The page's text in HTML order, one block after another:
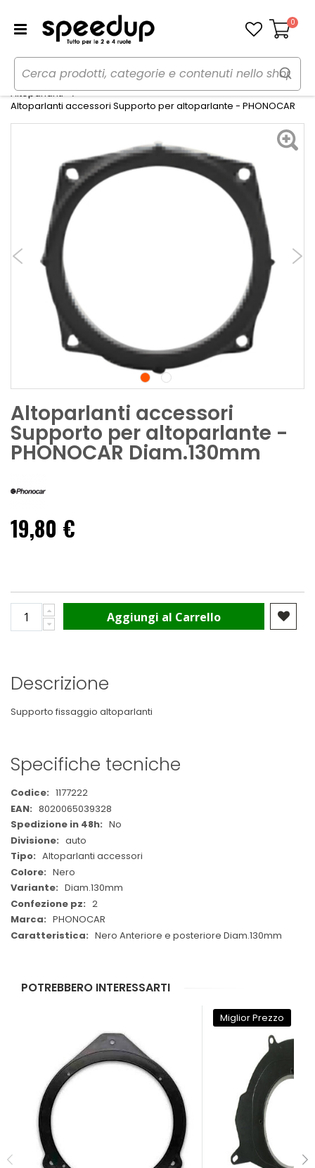
Carrello
0
Home Auto
Audio elettronica mobile
Altoparlanti
Altoparlanti accessori Supporto per altoparlante - PHONOCAR
Altoparlanti accessori
Supporto per altoparlante -
PHONOCAR Diam.130mm
19,80 €
Aggiungi al Carrello
Descrizione
Supporto fissaggio altoparlanti
Specifiche tecniche
Maggiori
Informazioni
1177222
8020065039328
No
auto
Altoparlanti accessori
Nero
Diam.130mm
2
PHONOCAR
Nero Anteriore e posteriore Diam.130mm
POTREBBERO INTERESSARTI
Miglior Prezzo